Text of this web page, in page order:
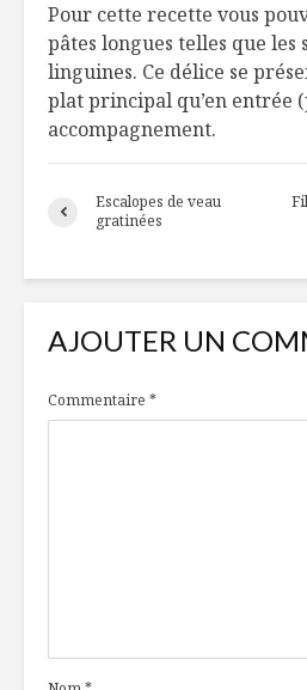
Pour cette recette vous
pâtes longues telles que les
linguines. Ce délice se
plat principal qu’en entrée
accompagnement.
Escalopes de veau
gratinées
AJOUTER UN
Commentaire *